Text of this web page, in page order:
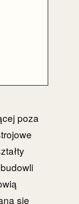
poza
się